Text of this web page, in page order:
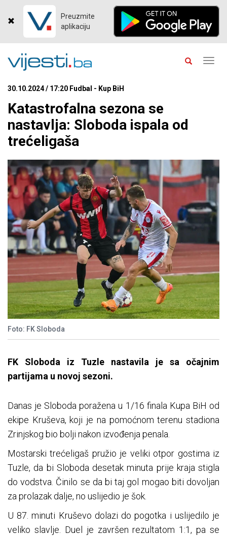
Preuzmite
aplikaciju
30.10.2024 / 17:20 Fudbal - Kup BiH
Katastrofalna sezona se
nastavlja: Sloboda ispala od
trećeligaša
Foto: FK Sloboda
FK Sloboda iz Tuzle nastavila je sa očajnim
partijama u novoj sezoni.
Danas je Sloboda poražena u 1/16 finala Kupa BiH od
ekipe Kruševa, koji je na pomoćnom terenu stadiona
Zrinjskog bio bolji nakon izvođenja penala.
Mostarski trećeligaš pružio je veliki otpor gostima iz
Tuzle, da bi Sloboda desetak minuta prije kraja stigla
do vodstva. Činilo se da bi taj gol mogao biti dovoljan
za prolazak dalje, no uslijedio je šok.
U 87. minuti Kruševo dolazi do pogotka i uslijedilo je
veliko slavlje. Duel je završen rezultatom 1:1, pa se